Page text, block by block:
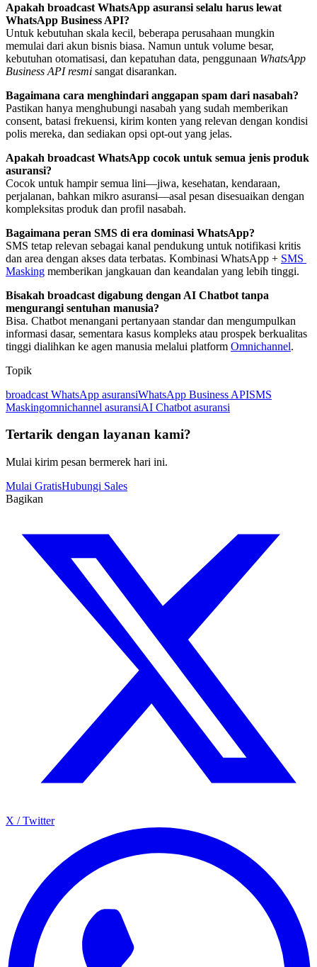
Apakah broadcast WhatsApp asuransi selalu harus lewat
WhatsApp Business API?
Untuk kebutuhan skala kecil, beberapa perusahaan mungkin
memulai dari akun bisnis biasa. Namun untuk volume besar,
kebutuhan otomatisasi, dan kepatuhan data, penggunaan WhatsApp
Business API resmi sangat disarankan.
Bagaimana cara menghindari anggapan spam dari nasabah?
Pastikan hanya menghubungi nasabah yang sudah memberikan
consent, batasi frekuensi, kirim konten yang relevan dengan kondisi
polis mereka, dan sediakan opsi opt-out yang jelas.
Apakah broadcast WhatsApp cocok untuk semua jenis produk
asuransi?
Cocok untuk hampir semua lini—jiwa, kesehatan, kendaraan,
perjalanan, bahkan mikro asuransi—asal pesan disesuaikan dengan
kompleksitas produk dan profil nasabah.
Bagaimana peran SMS di era dominasi WhatsApp?
SMS tetap relevan sebagai kanal pendukung untuk notifikasi kritis
dan area dengan akses data terbatas. Kombinasi WhatsApp + SMS
Masking memberikan jangkauan dan keandalan yang lebih tinggi.
Bisakah broadcast digabung dengan AI Chatbot tanpa
mengurangi sentuhan manusia?
Bisa. Chatbot menangani pertanyaan standar dan mengumpulkan
informasi dasar, sementara kasus kompleks atau prospek berkualitas
tinggi dialihkan ke agen manusia melalui platform Omnichannel.
Topik
broadcast WhatsApp asuransiWhatsApp Business APISMS
Maskingomnichannel asuransiAI Chatbot asuransi
Tertarik dengan layanan kami?
Mulai kirim pesan bermerek hari ini.
Mulai GratisHubungi Sales
Bagikan
X / Twitter